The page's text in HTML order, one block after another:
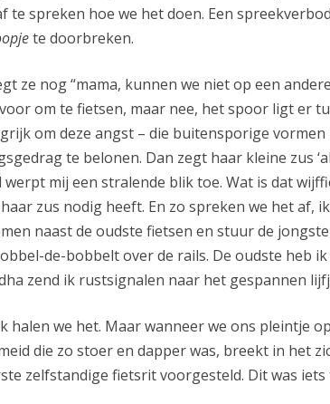
te spreken hoe we het doen. Een
te doorbreken.
ze nog “mama, kunnen we niet op een
om te fietsen, maar nee, het spoor ligt er
om deze angst – die buitensporige
te belonen. Dan zegt haar kleine zus
werpt mij een stralende blik toe. Wat is dat
zus nodig heeft. En zo spreken we het af,
naast de oudste fietsen en stuur de
de-bobbelt over de rails. De oudste heb
zend ik rustsignalen naar het gespannen
halen we het. Maar wanneer we ons pleintje
die zo stoer en dapper was, breekt in het
zelfstandige fietsrit voorgesteld. Dit was iets